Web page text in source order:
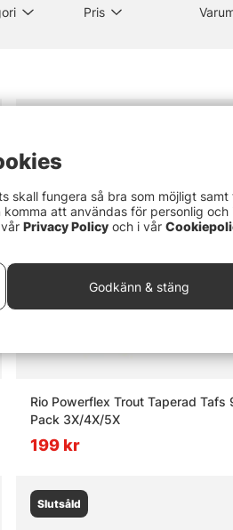
håll och känna skillnaden mellan
Pris
Rio Powerflex Trout Taperad Tafs
Pack 3X/4X/5X
199 kr
Slutsåld
skall fungera så bra som möjligt samt
att användas för personlig och
Privacy Policy och i vår
Godkänn & stäng